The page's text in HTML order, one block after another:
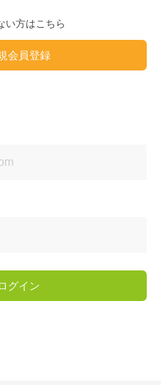
い方はこちら
会員登録
グイン